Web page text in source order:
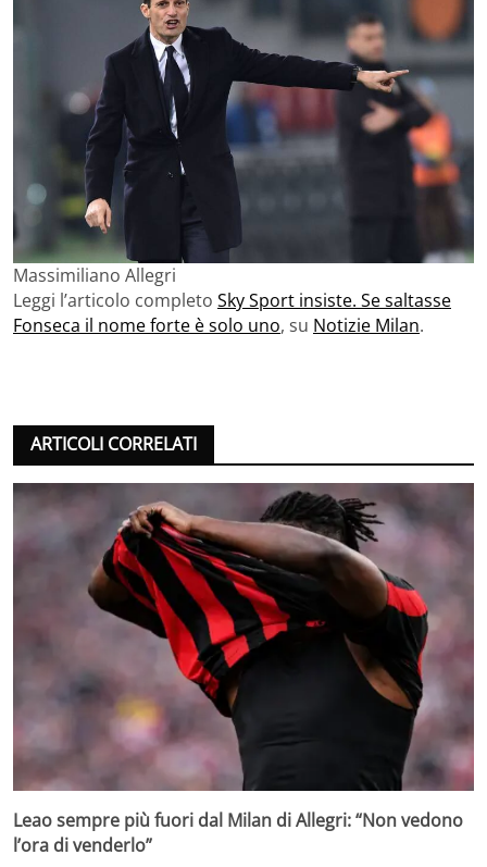
Massimiliano Allegri
Leggi l’articolo completo Sky Sport insiste. Se saltasse
Fonseca il nome forte è solo uno, su Notizie Milan.
ARTICOLI CORRELATI
Leao sempre più fuori dal Milan di Allegri: “Non vedono
l’ora di venderlo”